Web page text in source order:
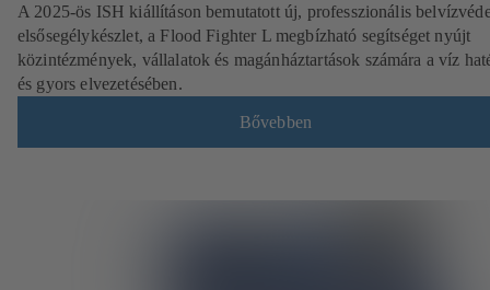
A 2025-ös ISH kiállításon bemutatott új, professzionális
elsősegélykészlet, a Flood Fighter L megbízható segítséget nyújt
közintézmények, vállalatok és magánháztartások számára a víz
és gyors elvezetésében.
Bővebben